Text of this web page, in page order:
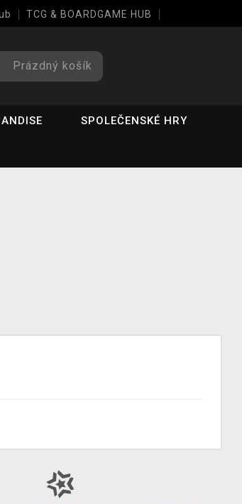
TCG & BOARDGAME HUB
Prázdný košík
SPOLEČENSKÉ HRY